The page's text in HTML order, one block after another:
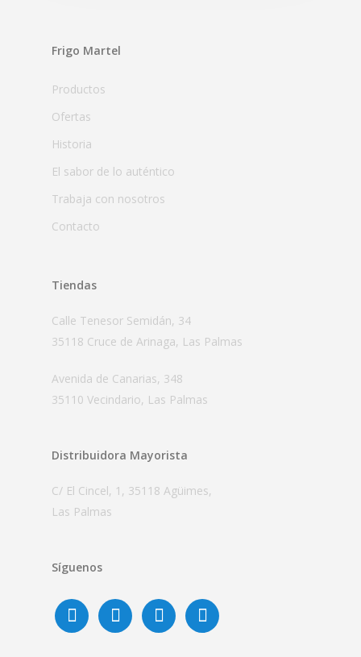
Frigo Martel
Productos
Ofertas
Historia
El sabor de lo auténtico
Trabaja con nosotros
Contacto
Tiendas
Calle Tenesor Semidán, 34
35118 Cruce de Arinaga, Las Palmas
Avenida de Canarias, 348
35110 Vecindario, Las Palmas
Distribuidora Mayorista
C/ El Cincel, 1, 35118 Agüimes,
Las Palmas
Síguenos
facebooklinkedin instagramtiktok